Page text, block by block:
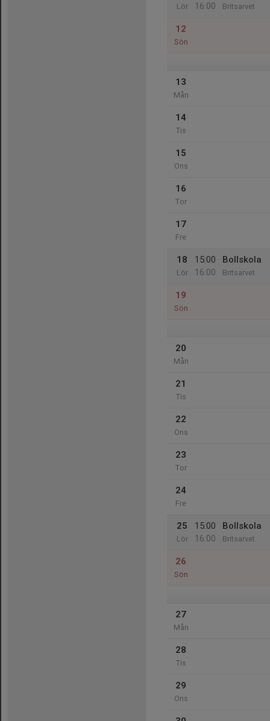
Lör
16:00
Britsarvet
12
Sön
13
Mån
14
Tis
15
Ons
16
Tor
17
Fre
18
Lör
15:00
16:00
Bollskola
Britsarvet
19
Sön
20
Mån
21
Tis
22
Ons
23
Tor
24
Fre
25
Lör
15:00
16:00
Bollskola
Britsarvet
26
Sön
27
Mån
28
Tis
29
Ons